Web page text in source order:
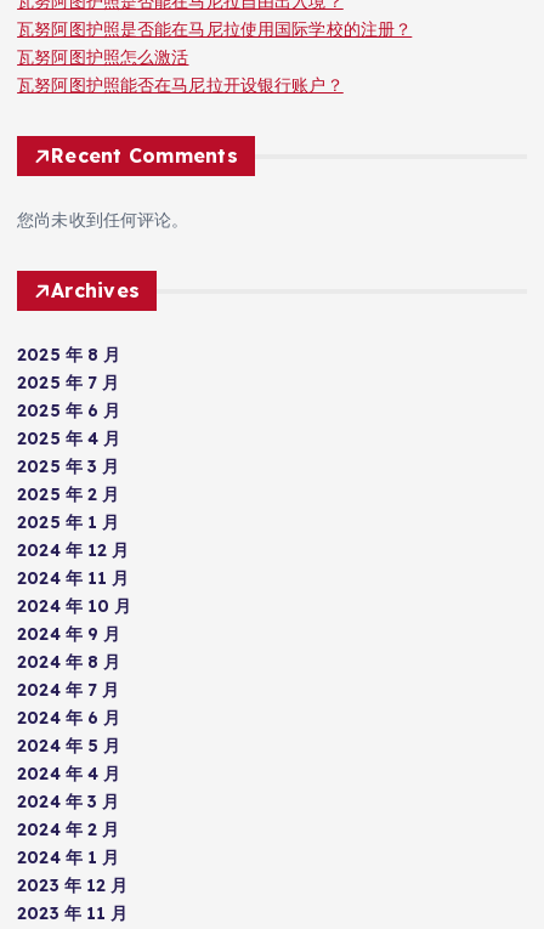
瓦努阿图护照是否能在马尼拉使用国际学校的注册？
瓦努阿图护照怎么激活
瓦努阿图护照能否在马尼拉开设银行账户？
Recent Comments
您尚未收到任何评论。
Archives
2025 年 8 月
2025 年 7 月
2025 年 6 月
2025 年 4 月
2025 年 3 月
2025 年 2 月
2025 年 1 月
2024 年 12 月
2024 年 11 月
2024 年 10 月
2024 年 9 月
2024 年 8 月
2024 年 7 月
2024 年 6 月
2024 年 5 月
2024 年 4 月
2024 年 3 月
2024 年 2 月
2024 年 1 月
2023 年 12 月
2023 年 11 月